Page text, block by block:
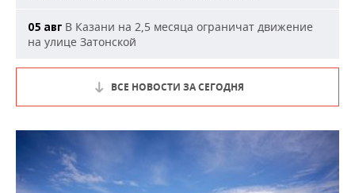
05 авг В Казани на 2,5 месяца ограничат движение
на улице Затонской
ВСЕ НОВОСТИ ЗА СЕГОДНЯ